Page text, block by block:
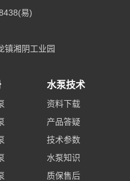
易)
镇湘阴工业园
水泵技术
资料下载
产品答疑
技术参数
水泵知识
质保售后